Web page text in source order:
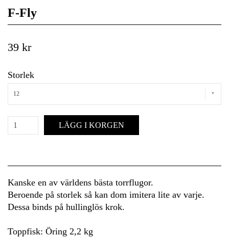
F-Fly
39 kr
Storlek
12
LÄGG I KORGEN
Kanske en av världens bästa torrflugor.
Beroende på storlek så kan dom imitera lite av varje.
Dessa binds på hullinglös krok.
Toppfisk: Öring 2,2 kg